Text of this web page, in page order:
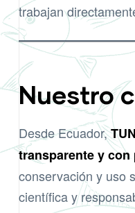
trabajan
Nuestro
Desde Ecuador,
transparente y
conservación y uso
científica y